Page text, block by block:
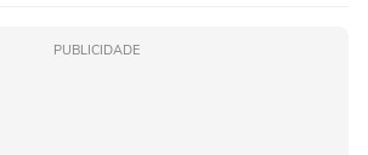
PUBLICIDADE